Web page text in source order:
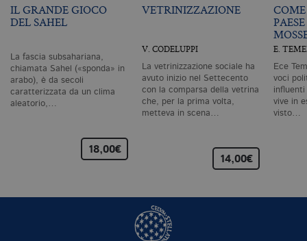
IL GRANDE GIOCO
DEL SAHEL
La fascia subsahariana,
chiamata Sahel («sponda» in
arabo), è da secoli
caratterizzata da un clima
aleatorio,…
18,00€
VETRINIZZAZIONE
V. CODELUPPI
La vetrinizzazione sociale ha
avuto inizio nel Settecento
con la comparsa della vetrina
che, per la prima volta,
metteva in scena…
14,00€
E.
Ece
voci
influenti
vive in
visto…
_gid
.bollatiboringhieri.it 1 giorno
è
di
_gat_UA-96327731-1